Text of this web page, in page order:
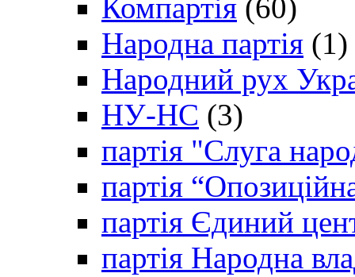
Компартія (60)
Народна партія (1)
Народний рух
НУ-НС (3)
партія "Слуга
партія
партія Єдиний
партія Народна